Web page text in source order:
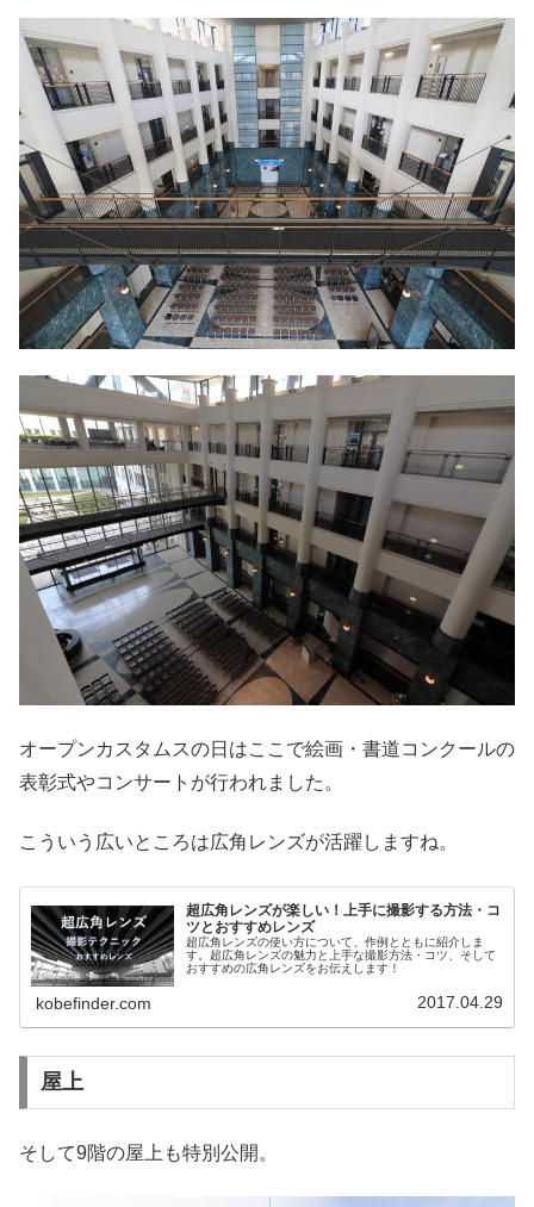
オープンカスタムスの日はここで絵画・書道コンクールの
表彰式やコンサートが行われました。
こういう広いところは広角レンズが活躍しますね。
超広角レンズが楽しい！上手に撮影する方法・コ
ツとおすすめレンズ
超広角レンズの使い方について、作例とともに紹介しま
す。超広角レンズの魅力と上手な撮影方法・コツ、そして
おすすめの広角レンズをお伝えします！
kobefinder.com 2017.04.29
屋上
そして9階の屋上も特別公開。